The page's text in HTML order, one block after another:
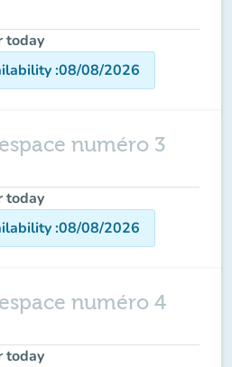
today
:08/08/2026
numéro 3
today
:08/08/2026
numéro 4
today